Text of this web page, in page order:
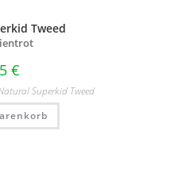
Tweed
€
Superkid Tweed